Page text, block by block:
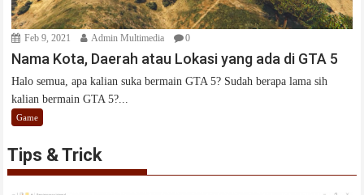
Feb 9, 2021 Admin Multimedia 0
Nama Kota, Daerah atau Lokasi yang ada di GTA 5
Halo semua, apa kalian suka bermain GTA 5? Sudah berapa lama sih
kalian bermain GTA 5?...
Game
Tips & Trick